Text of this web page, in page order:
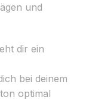
und
dir ein
bei deinem
optimal